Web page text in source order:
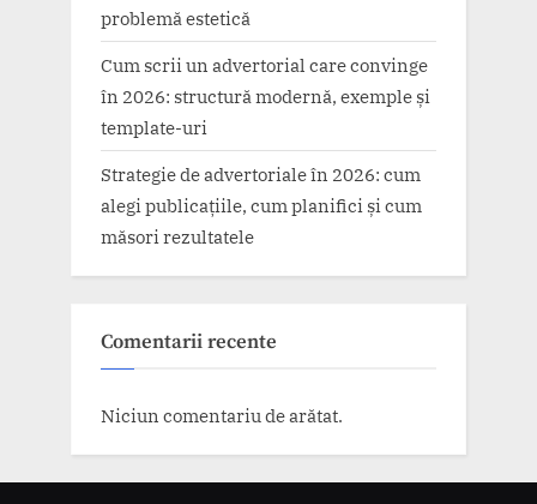
problemă estetică
Cum scrii un advertorial care convinge
în 2026: structură modernă, exemple și
template-uri
Strategie de advertoriale în 2026: cum
alegi publicațiile, cum planifici și cum
măsori rezultatele
Comentarii recente
Niciun comentariu de arătat.